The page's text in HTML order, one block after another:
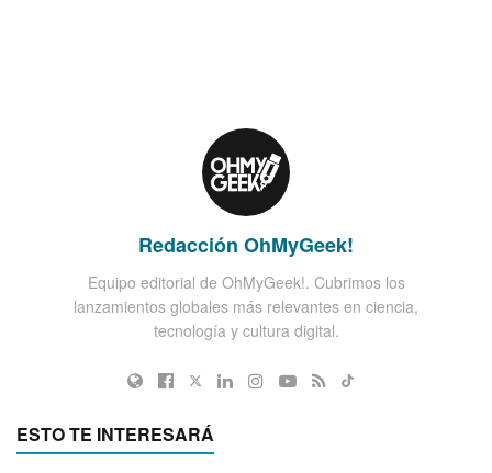
Redacción OhMyGeek!
Equipo editorial de OhMyGeek!. Cubrimos los
lanzamientos globales más relevantes en ciencia,
tecnología y cultura digital.
ESTO TE INTERESARÁ